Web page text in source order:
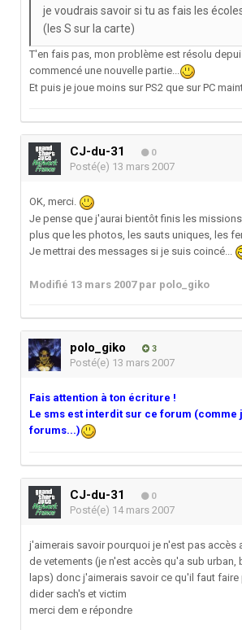
je voudrais savoir si tu as fais les
(les S sur la carte)
T'en fais pas, mon problème est résolu
commencé une nouvelle partie...
Et puis je joue moins sur PS2 que sur PC
CJ-du-31 0
Posté(e) 13 mars 2007
OK, merci.
Je pense que j'aurai bientôt finis les
plus que les photos, les sauts uniques, les
Je mettrai des messages si je suis coincé...
Modifié 13 mars 2007par polo_giko
polo_giko 3
Posté(e) 13 mars 2007
Fais attention à ton écriture !
Le sms est interdit sur ce forum (comme
forums...)
CJ-du-31 0
Posté(e) 14 mars 2007
j'aimerais savoir pourquoi je n'est pas accès
de vetements (je n'est accès qu'a sub urban,
laps) donc j'aimerais savoir ce qu'il faut faire
dider sach's et victim
merci dem e répondre